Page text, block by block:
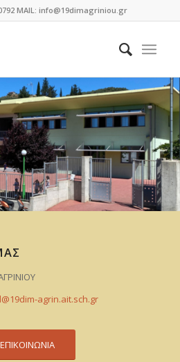
MAIL: info@19dimagriniou.gr
agrin.ait.sch.gr
ΕΠΙΚΟΙΝΩΝΙΑ